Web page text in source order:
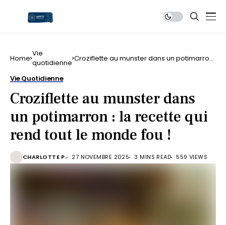
Home Vie
quotidienne Croziflette au munster dans un potimarron
Vie Quotidienne
Croziflette au munster dans
un potimarron : la recette qui
rend tout le monde fou !
CHARLOTTE P. 27 NOVEMBRE 2025 3 MINS READ 559 VIEWS